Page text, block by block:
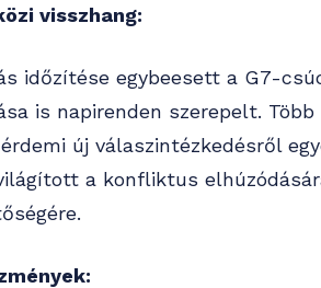
visszhang:
időzítése egybeesett a G7-
is napirenden szerepelt.
új válaszintézkedésről
a konfliktus